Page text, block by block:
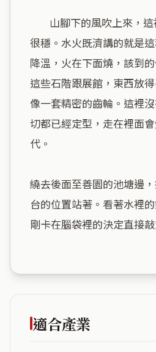
很穩。水火既濟講的就是
降溫，火在下面燒，該到
這些石階跟展館，東西放
像一套精密的齒輪。這裡
切都已經定型，走在裡面
代。
繞去後面至善園的池塘邊
台的位置站著。看著水裡
剛卡在腦袋裡的決定直接敲
適合產業